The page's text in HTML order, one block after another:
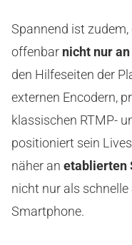
Spannend ist
offenbar nicht nur
den Hilfeseiten der
externen Encodern,
klassischen RTMP-
positioniert sein
näher an etablierten
nicht nur als
Smartphone.